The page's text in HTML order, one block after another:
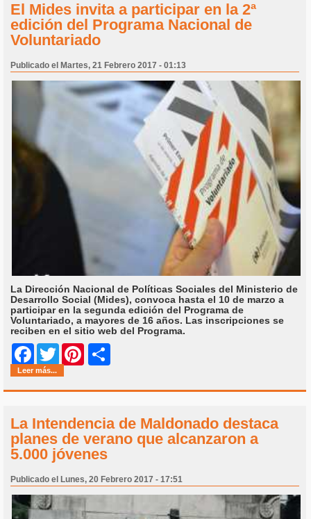
El Mides invita a participar en la 2ª
edición del Programa Nacional de
Voluntariado
Publicado el Martes, 21 Febrero 2017 - 01:13
La Dirección Nacional de Políticas Sociales del Ministerio de
Desarrollo Social (Mides), convoca hasta el 10 de marzo a
participar en la segunda edición del Programa de
Voluntariado, a mayores de 16 años. Las inscripciones se
reciben en el sitio web del Programa.
Facebook
Twitter Pinterest
Leer más...
La Intendencia de Maldonado destaca
planes de verano que alcanzaron a
5.000 jóvenes
Publicado el Lunes, 20 Febrero 2017 - 17:51